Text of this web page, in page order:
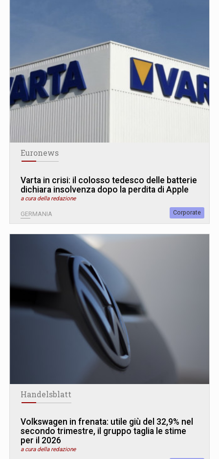
Euronews
Varta in crisi: il colosso tedesco delle batterie
dichiara insolvenza dopo la perdita di Apple
a cura della redazione
GERMANIA Corporate
Handelsblatt
Volkswagen in frenata: utile giù del 32,9% nel
secondo trimestre, il gruppo taglia le stime
per il 2026
a cura della redazione